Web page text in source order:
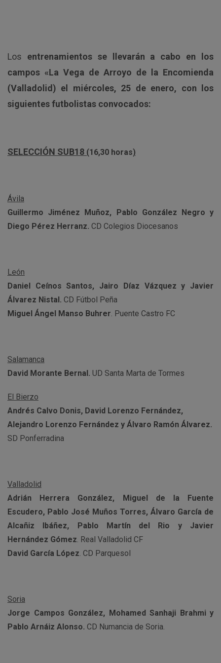
Los entrenamientos se llevarán a cabo en los
campos «La Vega de Arroyo de la Encomienda
(Valladolid) el miércoles, 25 de enero, con los
siguientes futbolistas convocados:
SELECCIÓN SUB18 (16,30 horas)
Ávila
Guillermo Jiménez Muñoz, Pablo González Negro y
Diego Pérez Herranz. CD Colegios Diocesanos
León
Daniel Ceínos Santos, Jairo Díaz Vázquez y Javier
Álvarez Nistal. CD Fútbol Peña
Miguel Ángel Manso Buhrer. Puente Castro FC
Salamanca
David Morante Bernal. UD Santa Marta de Tormes
El Bierzo
Andrés Calvo Donis, David Lorenzo Fernández,
Alejandro Lorenzo Fernández y Álvaro Ramón Álvarez.
SD Ponferradina
Valladolid
Adrián Herrera González, Miguel de la Fuente
Escudero, Pablo José Muños Torres, Álvaro García de
Alcañiz Ibáñez, Pablo Martín del Rio y Javier
Hernández Gómez. Real Valladolid CF
David García López. CD Parquesol
Soria
Jorge Campos González, Mohamed Sanhaji Brahmi y
Pablo Arnáiz Alonso. CD Numancia de Soria.